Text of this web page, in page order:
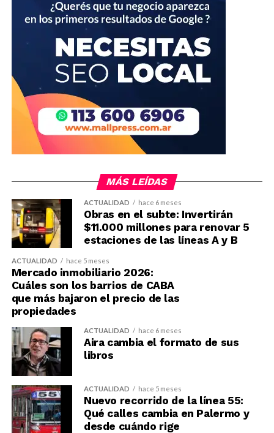
MÁS LEÍDAS
ACTUALIDAD hace 6 meses
Obras en el subte: Invertirán
$11.000 millones para renovar 5
estaciones de las líneas A y B
ACTUALIDAD hace 5 meses
Mercado inmobiliario 2026:
Cuáles son los barrios de CABA
que más bajaron el precio de las
propiedades
ACTUALIDAD hace 6 meses
Aira cambia el formato de sus
libros
ACTUALIDAD hace 5 meses
Nuevo recorrido de la línea 55:
Qué calles cambia en Palermo y
desde cuándo rige